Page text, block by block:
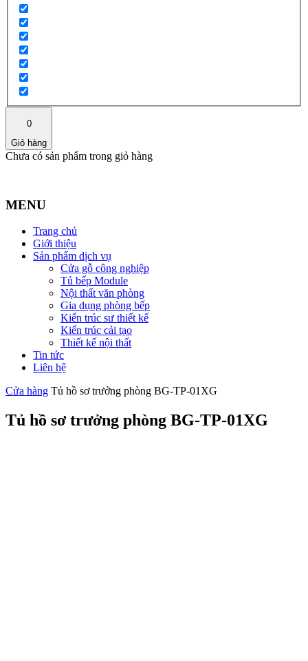
0
Giỏ hàng
Chưa có sản phẩm trong giỏ hàng
MENU
Trang chủ
Giới thiệu
Sản phẩm dịch vụ
Cửa gỗ công nghiệp
Tủ bếp Module
Nội thất văn phòng
Gia dụng phòng bếp
Kiến trúc sư thiết kế
Kiến trúc cải tạo
Thiết kế nội thất
Tin tức
Liên hệ
Cửa hàng Tủ hồ sơ trưởng phòng BG-TP-01XG
Tủ hồ sơ trưởng phòng BG-TP-01XG